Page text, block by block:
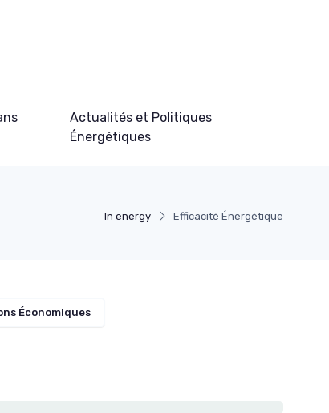
Actualités et Politiques
Énergétiques
In energy Efficacité Énergétique
Économiques